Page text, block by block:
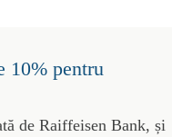
10% pentru
de Raiffeisen Bank, și